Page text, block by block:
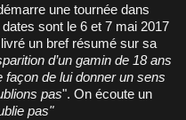
une tournée dans
sont le 6 et 7 mai 2017
un bref résumé sur sa
d’un gamin de 18 ans
de lui donner un sens
pas". On écoute un
pas"